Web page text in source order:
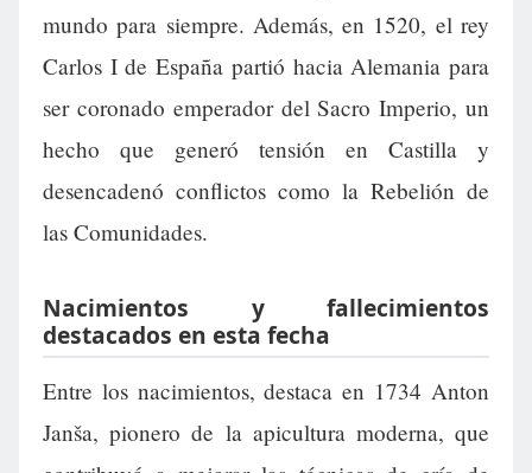
mundo para siempre. Además, en 1520, el rey
Carlos I de España partió hacia Alemania para
ser coronado emperador del Sacro Imperio, un
hecho que generó tensión en Castilla y
desencadenó conflictos como la Rebelión de
las Comunidades.
Nacimientos y fallecimientos
destacados en esta fecha
Entre los nacimientos, destaca en 1734 Anton
Janša, pionero de la apicultura moderna, que